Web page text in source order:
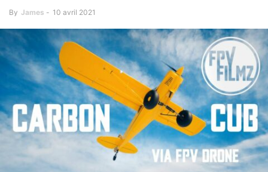
By James - 10 avril 2021